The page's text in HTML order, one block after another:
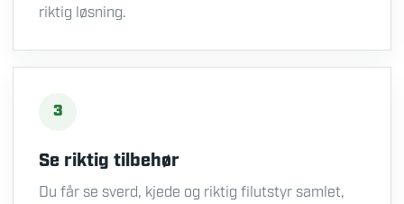
riktig løsning.
3
Se riktig tilbehør
Du får se sverd, kjede og riktig filutstyr samlet,